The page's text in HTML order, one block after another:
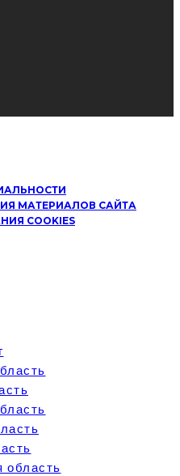
МАТЕРИАЛОВ САЙТА
COOKIES
область